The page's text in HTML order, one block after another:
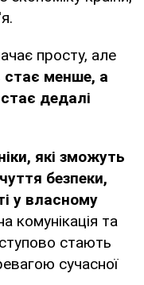
просту, але
стає менше, а
дедалі
які зможуть
безпеки,
у власному
комунікація та
стають
сучасної